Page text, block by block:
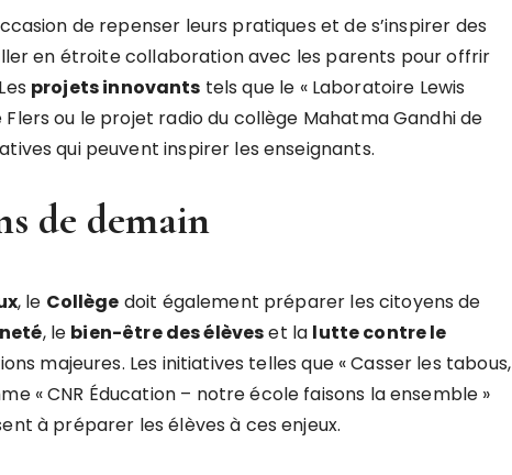
de repenser leurs pratiques et de s’inspirer des
en étroite collaboration avec les parents pour offrir
projets innovants tels que le « Laboratoire Lewis
ou le projet radio du collège Mahatma Gandhi de
qui peuvent inspirer les enseignants.
de demain
, le Collège doit également préparer les citoyens de
, le bien-être des élèveset la lutte contre le
majeures. Les initiatives telles que « Casser les tabous,
« CNR Éducation – notre école faisons la ensemble »
à préparer les élèves à ces enjeux.